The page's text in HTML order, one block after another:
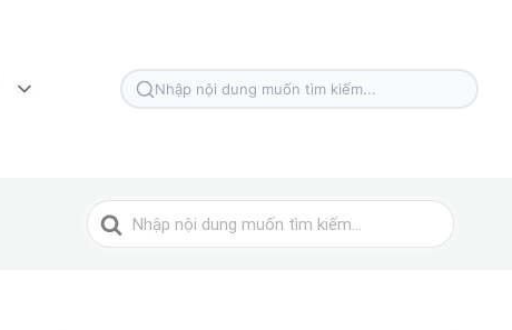
Tìm
Tìm
kiếm